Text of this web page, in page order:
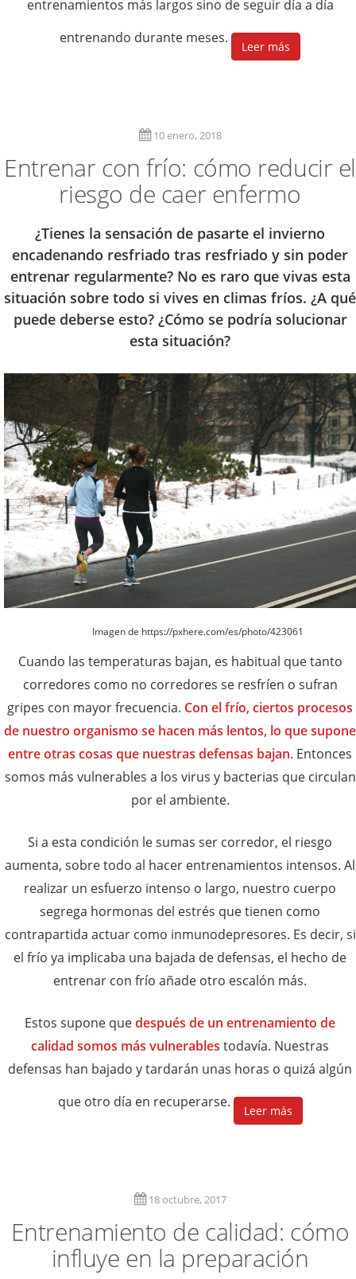
entrenamientos más largos sino de seguir día a día
entrenando durante meses.
Leer más
10 enero, 2018
Entrenar con frío: cómo reducir el
riesgo de caer enfermo
¿Tienes la sensación de pasarte el invierno
encadenando resfriado tras resfriado y sin poder
entrenar regularmente? No es raro que vivas esta
situación sobre todo si vives en climas fríos. ¿A qué
puede deberse esto? ¿Cómo se podría solucionar
esta situación?
Imagen de https://pxhere.com/es/photo/423061
Cuando las temperaturas bajan, es habitual que tanto
corredores como no corredores se resfríen o sufran
gripes con mayor frecuencia. Con el frío, ciertos procesos
de nuestro organismo se hacen más lentos, lo que supone
entre otras cosas que nuestras defensas bajan. Entonces
somos más vulnerables a los virus y bacterias que circulan
por el ambiente.
Si a esta condición le sumas ser corredor, el riesgo
aumenta, sobre todo al hacer entrenamientos intensos. Al
realizar un esfuerzo intenso o largo, nuestro cuerpo
segrega hormonas del estrés que tienen como
contrapartida actuar como inmunodepresores. Es decir, si
el frío ya implicaba una bajada de defensas, el hecho de
entrenar con frío añade otro escalón más.
Estos supone quedespués de un entrenamiento de
calidad somos más vulnerables todavía. Nuestras
defensas han bajado y tardarán unas horas o quizá algún
que otro día en recuperarse.
Leer más
18 octubre, 2017
Entrenamiento de calidad: cómo
influye en la preparación